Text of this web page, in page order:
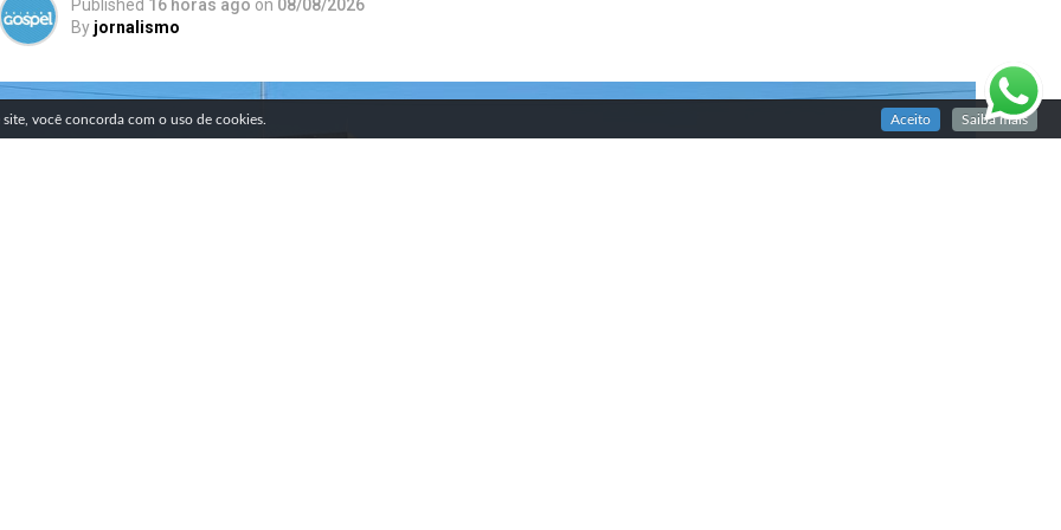
Published 16 horas ago on 08/08/2026
By jornalismo
você concorda com o uso de cookies. Aceito Saiba mais